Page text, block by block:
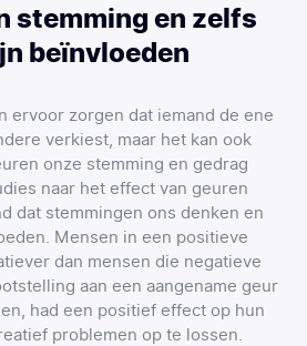
stemming en zelfs
beïnvloeden
ervoor zorgen dat iemand de ene
verkiest, maar het kan ook
onze stemming en gedrag
naar het effect van geuren
dat stemmingen ons denken en
Mensen in een positieve
dan mensen die negatieve
aan een aangename geur
had een positief effect op hun
problemen op te lossen.